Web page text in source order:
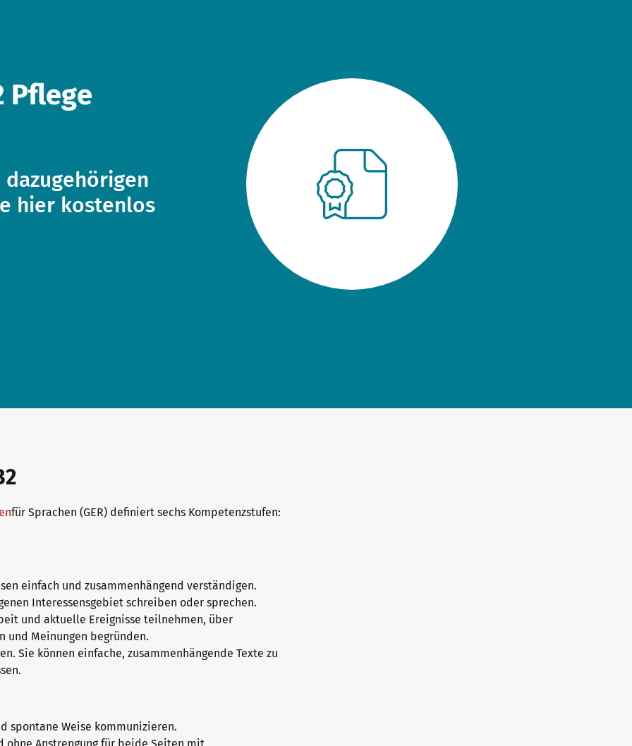
Pflege
hier kostenlos
für Sprachen (GER) definiert sechs Kompetenzstufen:
einfach und zusammenhängend verständigen.
Interessensgebiet schreiben oder sprechen.
und aktuelle Ereignisse teilnehmen, über
und Meinungen begründen.
Sie können einfache, zusammenhängende Texte zu
spontane Weise kommunizieren.